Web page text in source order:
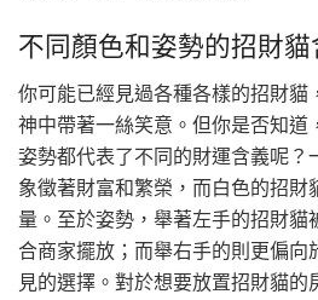
不同顏色和姿勢的招財貓
你可能已經見過各種各樣的招財貓
神中帶著一絲笑意。但你是否知道
姿勢都代表了不同的財運含義呢？
象徵著財富和繁榮，而白色的招財
量。至於姿勢，舉著左手的招財貓
合商家擺放；而舉右手的則更偏向
見的選擇。對於想要放置招財貓